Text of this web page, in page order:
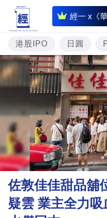
經一 x《
即
時
財
經
專
題
投
資
樓
市
理
財
商
港股IPO 日圓
佐敦佳佳甜品舖
疑雲 業主全力